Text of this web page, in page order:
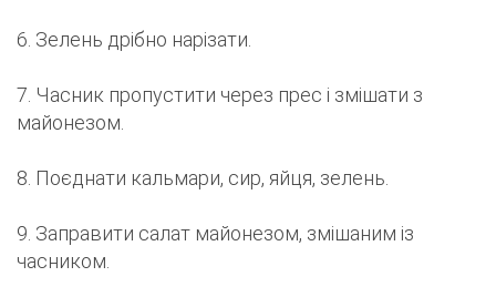
6. Зелень дрібно нарізати.
7. Часник пропустити через прес і змішати з
майонезом.
8. Поєднати кальмари, сир, яйця, зелень.
9. Заправити салат майонезом, змішаним із
часником.